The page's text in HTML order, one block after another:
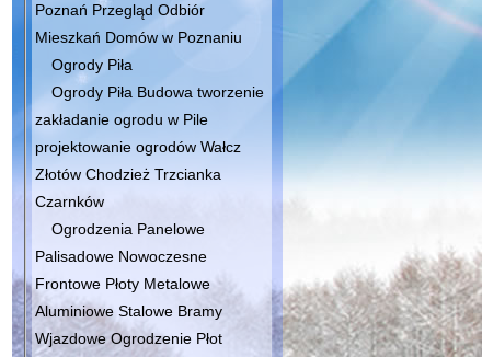
Poznań Przegląd Odbiór
Mieszkań Domów w Poznaniu
Ogrody Piła
Ogrody Piła Budowa tworzenie
zakładanie ogrodu w Pile
projektowanie ogrodów Wałcz
Złotów Chodzież Trzcianka
Czarnków
Ogrodzenia Panelowe
Palisadowe Nowoczesne
Frontowe Płoty Metalowe
Aluminiowe Stalowe Bramy
Wjazdowe Ogrodzenie Płot